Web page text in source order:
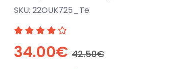
SKU: 22OUK725_Te
34.00€ 42.50€